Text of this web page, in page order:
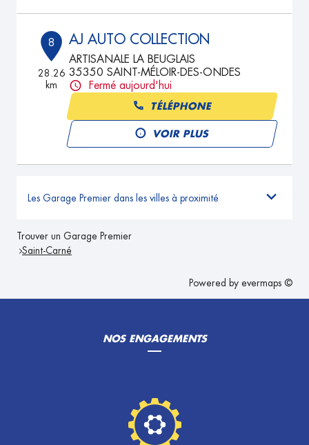
8
28.26
km
AJ AUTO COLLECTION
ARTISANALE LA BEUGLAIS
35350 SAINT-MÉLOIR-DES-ONDES
Fermé aujourd'hui
TÉLÉPHONE
VOIR PLUS
Les Garage Premier dans les villes à proximité
Trouver un Garage Premier
Saint-Carné
Powered by evermaps ©
NOS ENGAGEMENTS